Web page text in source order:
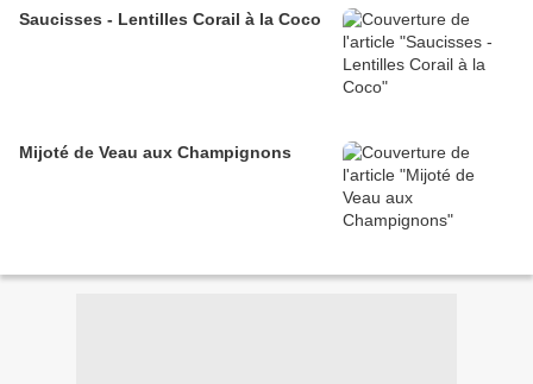
Saucisses - Lentilles Corail à la Coco
Mijoté de Veau aux Champignons